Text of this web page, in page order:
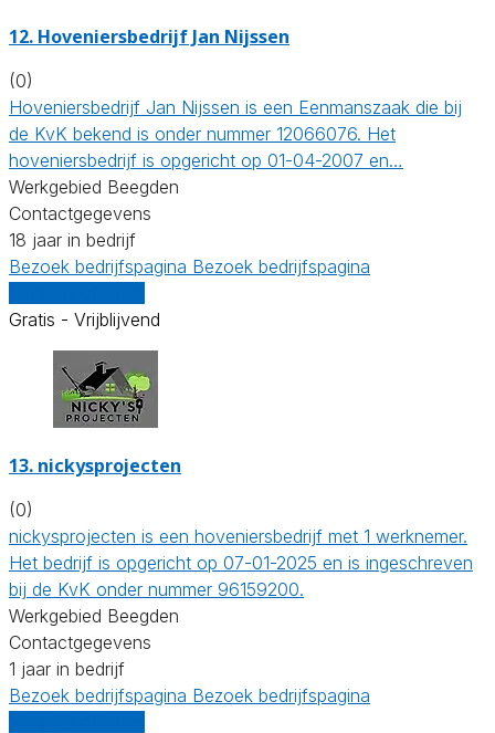
12. Hoveniersbedrijf Jan Nijssen
(0)
Hoveniersbedrijf Jan Nijssen is een Eenmanszaak die bij
de KvK bekend is onder nummer 12066076. Het
hoveniersbedrijf is opgericht op 01-04-2007 en…
Werkgebied Beegden
Contactgegevens
18 jaar in bedrijf
Bezoek bedrijfspagina Bezoek bedrijfspagina
Gratis - Vrijblijvend
13. nickysprojecten
(0)
nickysprojecten is een hoveniersbedrijf met 1 werknemer.
Het bedrijf is opgericht op 07-01-2025 en is ingeschreven
bij de KvK onder nummer 96159200.
Werkgebied Beegden
Contactgegevens
1 jaar in bedrijf
Bezoek bedrijfspagina Bezoek bedrijfspagina